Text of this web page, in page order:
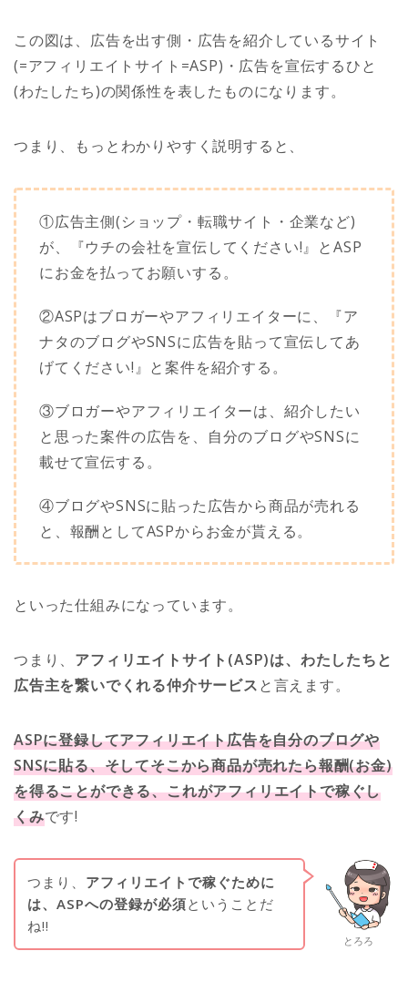
この図は、広告を出す側・広告を紹介しているサイト
(=アフィリエイトサイト=ASP)・広告を宣伝するひと
(わたしたち)の関係性を表したものになります。
つまり、もっとわかりやすく説明すると、
①広告主側(ショップ・転職サイト・企業など)
が、『ウチの会社を宣伝してください!』とASP
にお金を払ってお願いする。
②ASPはブロガーやアフィリエイターに、『ア
ナタのブログやSNSに広告を貼って宣伝してあ
げてください!』と案件を紹介する。
③ブロガーやアフィリエイターは、紹介したい
と思った案件の広告を、自分のブログやSNSに
載せて宣伝する。
④ブログやSNSに貼った広告から商品が売れる
と、報酬としてASPからお金が貰える。
といった仕組みになっています。
つまり、 アフィリエイトサイト(ASP)は、わたしたちと
広告主を繋いでくれる仲介サービスと言えます。
ASPに登録してアフィリエイト広告を自分のブログや
SNSに貼る、そしてそこから商品が売れたら報酬(お金)
を得ることができる、これがアフィリエイトで稼ぐし
くみです!
とろろ
つまり、 アフィリエイトで稼ぐために
は、ASPへの登録が必須ということだ
ね!!